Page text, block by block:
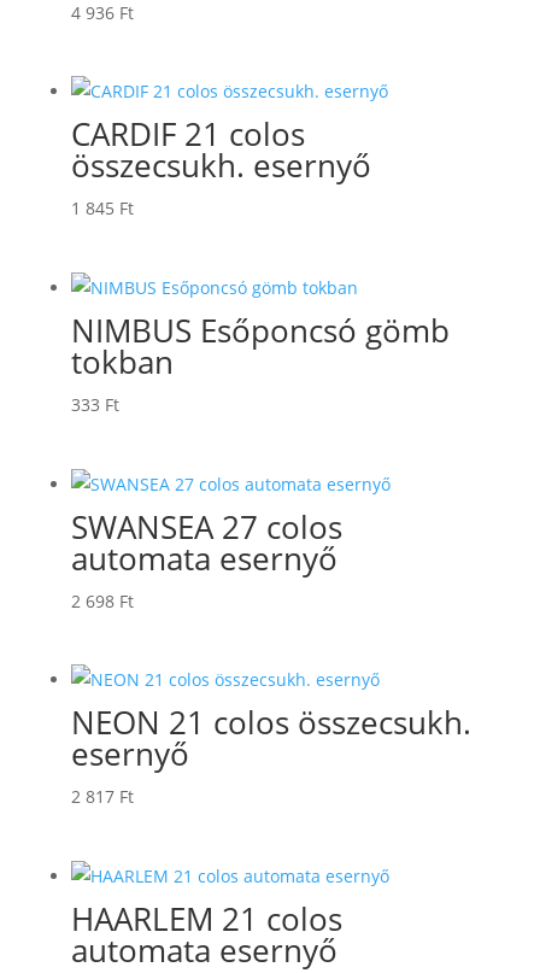
4 936 Ft
CARDIF 21 colos
összecsukh. esernyő
1 845 Ft
NIMBUS Esőponcsó gömb
tokban
333 Ft
SWANSEA 27 colos
automata esernyő
2 698 Ft
NEON 21 colos összecsukh.
esernyő
2 817 Ft
HAARLEM 21 colos
automata esernyő